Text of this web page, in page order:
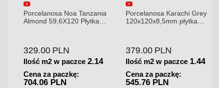
Porcelanosa Noa Tanzania
Almond 59,6X120 Płytka
329.00 PLN
Ilość m2 w paczce 2.14
Cena za paczkę:
704.06 PLN
Porcelanosa Karachi Grey
120x120x8,5mm płytka
379.00 PLN
Ilość m2 w paczce 1.44
Cena za paczkę:
545.76 PLN